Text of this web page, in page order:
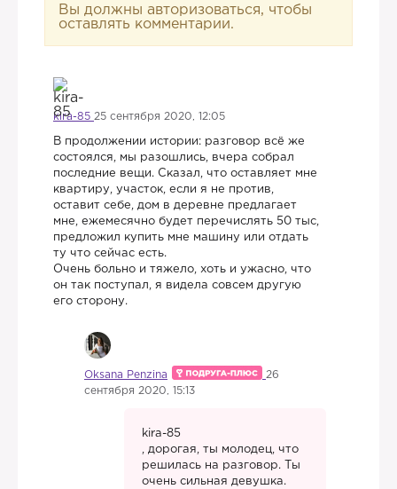
Вы должны авторизоваться, чтобы
оставлять комментарии.
kira-85 25 сентября 2020, 12:05
В продолжении истории: разговор всё же
состоялся, мы разошлись, вчера собрал
последние вещи. Сказал, что оставляет мне
квартиру, участок, если я не против,
оставит себе, дом в деревне предлагает
мне, ежемесячно будет перечислять 50 тыс,
предложил купить мне машину или отдать
ту что сейчас есть.
Очень больно и тяжело, хоть и ужасно, что
он так поступал, я видела совсем другую
его сторону.
Oksana Penzina
26
сентября 2020, 15:13
kira-85
, дорогая, ты молодец, что
решилась на разговор. Ты
очень сильная девушка.